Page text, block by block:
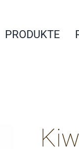
PRODUKTE